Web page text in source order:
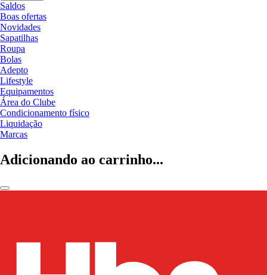
Saldos
Boas ofertas
Novidades
Sapatilhas
Roupa
Bolas
Adepto
Lifestyle
Equipamentos
Área do Clube
Condicionamento físico
Liquidação
Marcas
Adicionando ao carrinho...